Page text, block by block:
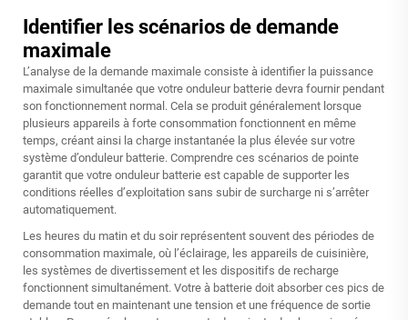
Identifier les scénarios de demande
maximale
L’analyse de la demande maximale consiste à identifier la puissance
maximale simultanée que votre onduleur batterie devra fournir pendant
son fonctionnement normal. Cela se produit généralement lorsque
plusieurs appareils à forte consommation fonctionnent en même
temps, créant ainsi la charge instantanée la plus élevée sur votre
système d’onduleur batterie. Comprendre ces scénarios de pointe
garantit que votre onduleur batterie est capable de supporter les
conditions réelles d’exploitation sans subir de surcharge ni s’arrêter
automatiquement.
Les heures du matin et du soir représentent souvent des périodes de
consommation maximale, où l’éclairage, les appareils de cuisinière,
les systèmes de divertissement et les dispositifs de recharge
fonctionnent simultanément. Votre à batterie doit absorber ces pics de
demande tout en maintenant une tension et une fréquence de sortie